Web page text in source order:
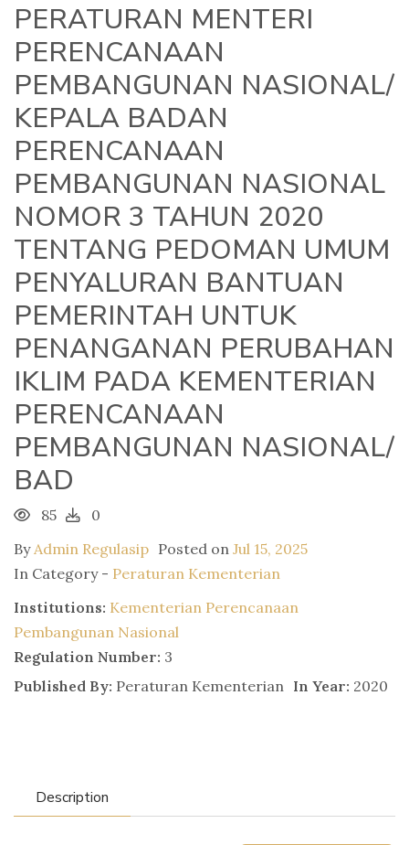
PERATURAN MENTERI
PERENCANAAN
PEMBANGUNAN NASIONAL/
KEPALA BADAN
PERENCANAAN
PEMBANGUNAN NASIONAL
NOMOR 3 TAHUN 2020
TENTANG PEDOMAN UMUM
PENYALURAN BANTUAN
PEMERINTAH UNTUK
PENANGANAN PERUBAHAN
IKLIM PADA KEMENTERIAN
PERENCANAAN
PEMBANGUNAN NASIONAL/
BAD
85
0
ByAdmin Regulasip Posted on Jul 15, 2025
In Category - Peraturan Kementerian
Institutions: Kementerian Perencanaan
Pembangunan Nasional
Regulation Number: 3
Published By: Peraturan Kementerian In Year: 2020
Description